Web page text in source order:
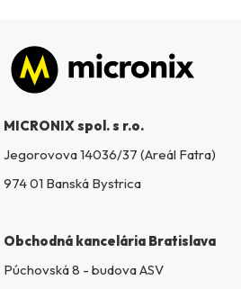
Zápätie
MICRONIX spol. s r.o.
Jegorovova 14036/37 (Areál Fatra)
974 01 Banská Bystrica
Obchodná kancelária Bratislava
Púchovská 8 - budova ASV